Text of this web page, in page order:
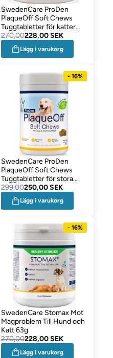
SwedenCare ProDen
PlaqueOff Soft Chews
Tuggtabletter för katter
120 st
270,00228,00 SEK
Lägg i varukorg
- 16%
SwedenCare ProDen
PlaqueOff Soft Chews
Tuggtabletter för stora
hundar 60 st
299,00250,00 SEK
Lägg i varukorg
- 16%
SwedenCare Stomax Mot
Magproblem Till Hund och
Katt 63g
270,00228,00 SEK
Lägg i varukorg